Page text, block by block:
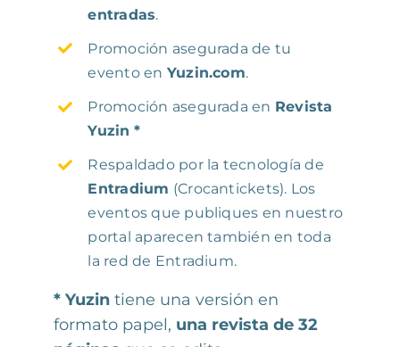
entradas.
Promoción asegurada de tu
evento en Yuzin.com.
Promoción asegurada en Revista
Yuzin *
Respaldado por la tecnología de
Entradium (Crocantickets). Los
eventos que publiques en nuestro
portal aparecen también en toda
la red de Entradium.
* Yuzin tiene una versión en
formato papel, una revista de 32